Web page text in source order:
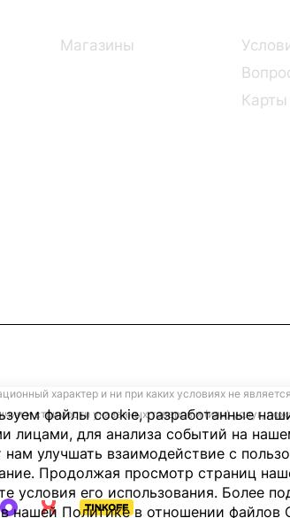
Магазины
характер и ни при каких условиях не
и стоимости указанных товаров и (или) услуг,
файлы cookie, разработанные
лицами, для анализа событий на
нам улучшать взаимодействие с
Продолжая просмотр страниц
условия его использования. Более
нашей Политике в отношении файлов